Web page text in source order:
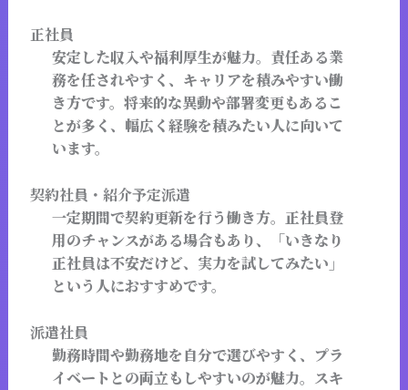
正社員
安定した収入や福利厚生が魅力。責任ある業
務を任されやすく、キャリアを積みやすい働
き方です。将来的な異動や部署変更もあるこ
とが多く、幅広く経験を積みたい人に向いて
います。
契約社員・紹介予定派遣
一定期間で契約更新を行う働き方。正社員登
用のチャンスがある場合もあり、「いきなり
正社員は不安だけど、実力を試してみたい」
という人におすすめです。
派遣社員
勤務時間や勤務地を自分で選びやすく、プラ
イベートとの両立もしやすいのが魅力。スキ